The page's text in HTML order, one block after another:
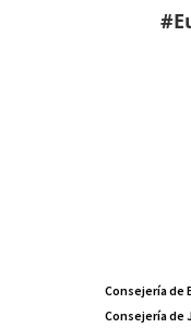
Consejería de
Consejería de